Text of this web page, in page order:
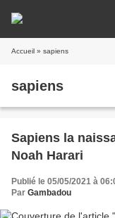
Accueil » sapiens
sapiens
Sapiens la
Noah Harari
Publié le 05/05/2021 à
Par Gambadou